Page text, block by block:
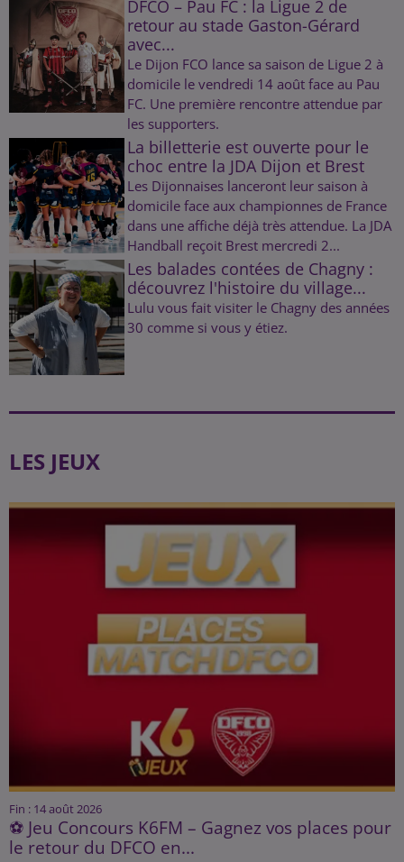
DFCO – Pau FC : la Ligue 2 de
retour au stade Gaston-Gérard
avec...
Le Dijon FCO lance sa saison de Ligue 2 à
domicile le vendredi 14 août face au Pau
FC. Une première rencontre attendue par
les supporters.
La billetterie est ouverte pour le
choc entre la JDA Dijon et Brest
Les Dijonnaises lanceront leur saison à
domicile face aux championnes de France
dans une affiche déjà très attendue. La JDA
Handball reçoit Brest mercredi 2...
Les balades contées de Chagny :
découvrez l'histoire du village...
Lulu vous fait visiter le Chagny des années
30 comme si vous y étiez.
LES JEUX
Fin : 14 août 2026
⚽ Jeu Concours K6FM – Gagnez vos places pour
le retour du DFCO en...